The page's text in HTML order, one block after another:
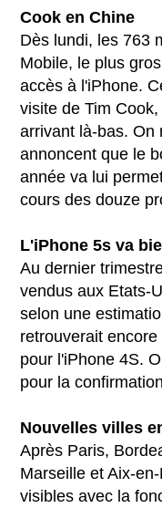
Cook en Chine
Dès lundi, les 763
Mobile, le plus
accès à l'iPhone.
visite de Tim
arrivant là-bas. On
annoncent que le
année va lui
cours des douze
L'iPhone 5s va
Au dernier
vendus aux Etats-
selon une
retrouverait
pour l'iPhone 4S.
pour la
Nouvelles villes
Après Paris,
Marseille et Aix-
visibles avec la